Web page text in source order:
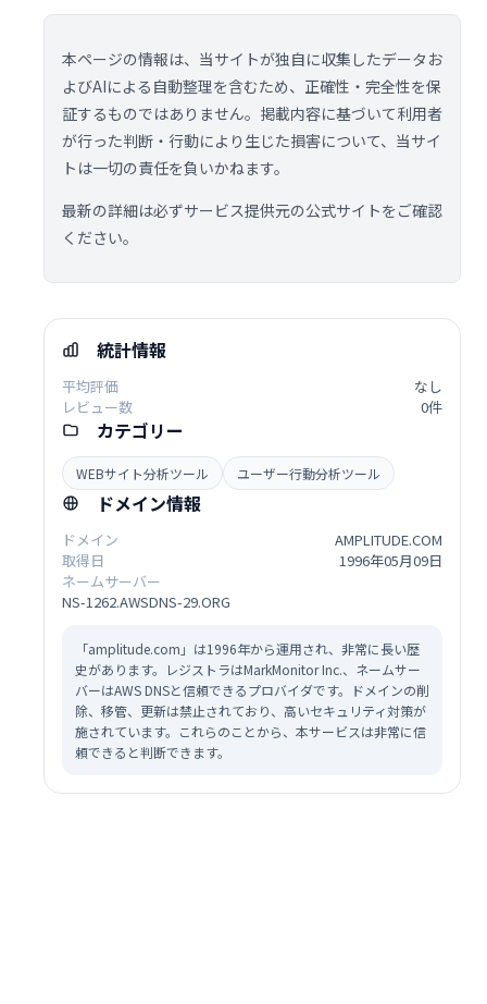
本ページの情報は、当サイトが独自に収集したデータお
よびAIによる自動整理を含むため、正確性・完全性を保
証するものではありません。掲載内容に基づいて利用者
が行った判断・行動により生じた損害について、当サイ
トは一切の責任を負いかねます。
最新の詳細は必ずサービス提供元の公式サイトをご確認
ください。
統計情報
平均評価
なし
レビュー数
0件
カテゴリー
WEBサイト分析ツール ユーザー行動分析ツール
ドメイン情報
ドメイン
AMPLITUDE.COM
取得日
1996年05月09日
ネームサーバー
NS-1262.AWSDNS-29.ORG
「amplitude.com」は1996年から運用され、非常に長い歴
史があります。レジストラはMarkMonitor Inc.、ネームサー
バーはAWS DNSと信頼できるプロバイダです。ドメインの削
除、移管、更新は禁止されており、高いセキュリティ対策が
施されています。これらのことから、本サービスは非常に信
頼できると判断できます。